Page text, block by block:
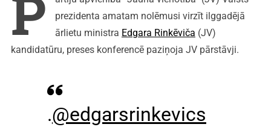
prezidenta amatam nolēmusi virzīt ilggadējā
ārlietu ministra Edgara Rinkēviča (JV)
kandidatūru, preses konferencē paziņoja JV pārstāvji.
.@edgarsrinkevics